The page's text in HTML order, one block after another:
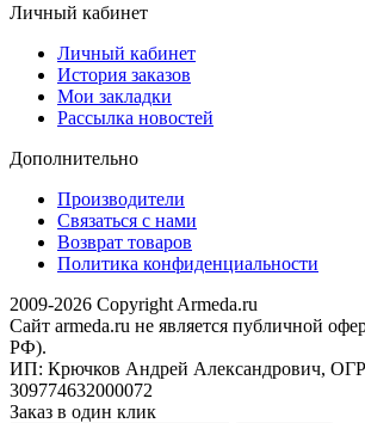
Личный кабинет
Личный кабинет
История заказов
Мои закладки
Рассылка новостей
Дополнительно
Производители
Связаться с нами
Возврат товаров
Политика конфиденциальности
2009-2026 Copyright Armeda.ru
Сайт armeda.ru не является публичной
РФ).
ИП: Крючков Андрей Александрович,
309774632000072
Заказ в один клик